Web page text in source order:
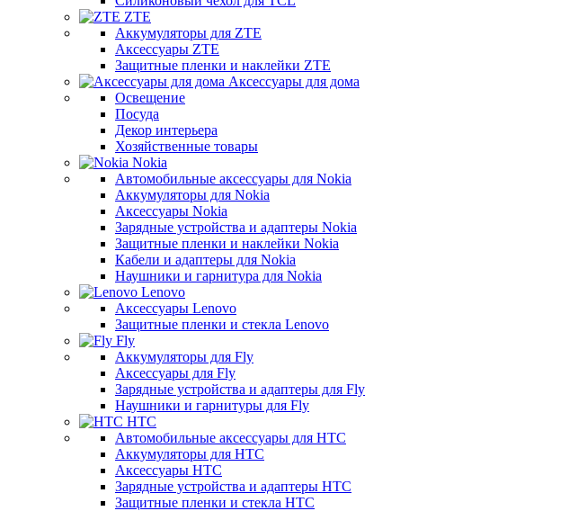
ZTE
Аккумуляторы для ZTE
Аксессуары ZTE
Защитные пленки и наклейки ZTE
Аксессуары для дома
Освещение
Посуда
Декор интерьера
Хозяйственные товары
Nokia
Автомобильные аксессуары для Nokia
Аккумуляторы для Nokia
Аксессуары Nokia
Зарядные устройства и адаптеры Nokia
Защитные пленки и наклейки Nokia
Кабели и адаптеры для Nokia
Наушники и гарнитура для Nokia
Lenovo
Аксессуары Lenovo
Защитные пленки и стекла Lenovo
Fly
Аккумуляторы для Fly
Аксессуары для Fly
Зарядные устройства и адаптеры для Fly
Наушники и гарнитуры для Fly
HTC
Автомобильные аксессуары для HTC
Аккумуляторы для HTC
Аксессуары HTC
Зарядные устройства и адаптеры HTC
Защитные пленки и стекла HTC